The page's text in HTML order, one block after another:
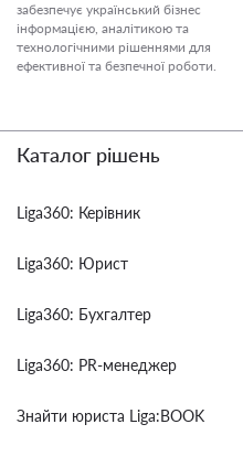
забезпечує український бізнес
інформацією, аналітикою та
технологічними рішеннями для
ефективної та безпечної роботи.
Каталог рішень
Liga360: Керівник
Liga360: Юрист
Liga360: Бухгалтер
Liga360: PR-менеджер
Знайти юриста Liga:BOOK